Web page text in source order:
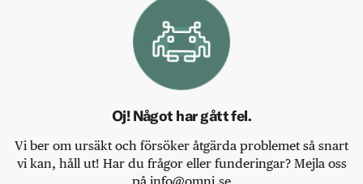
Oj! Något har gått fel.
Vi ber om ursäkt och försöker åtgärda problemet så snart
vi kan, håll ut! Har du frågor eller funderingar? Mejla oss